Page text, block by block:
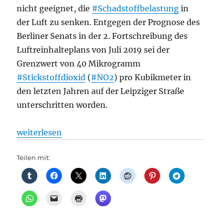
nicht geeignet, die #Schadstoffbelastung in
der Luft zu senken. Entgegen der Prognose des
Berliner Senats in der 2. Fortschreibung des
Luftreinhalteplans von Juli 2019 sei der
Grenzwert von 40 Mikrogramm
#Stickstoffdioxid (#NO2) pro Kubikmeter in
den letzten Jahren auf der Leipziger Straße
unterschritten worden.
„Straßenverkehr: Berlin-Mitte: Gericht bestätigt
weiterlesen
Teilen mit: